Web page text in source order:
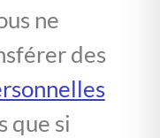
ne
des
que si